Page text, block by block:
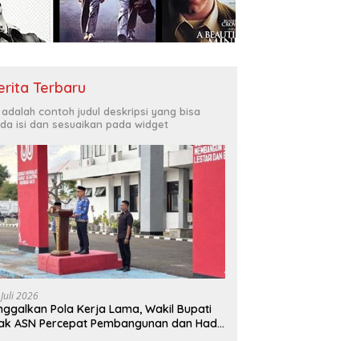
Terbaru
adalah contoh judul deskripsi yang bisa
isi dan sesuaikan pada widget
2026
Pola Kerja Lama, Wakil Bupati
ASN Percepat Pembangunan dan Hadir